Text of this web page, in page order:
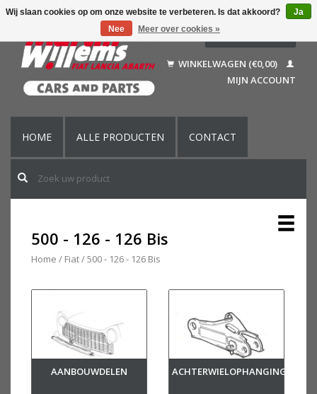
Français
English (US)
WINKELWAGEN (€0,00)
MIJN ACCOUNT
HOME ALLE PRODUCTEN CONTACT
500 - 126 - 126 Bis
Home / Fiat/500 - 126 - 126 Bis
AANBOUWDELEN ACHTERWIELOPHANGING
Wij slaan cookies op om onze website te verbeteren. Is dat akkoord?
Ja
Nee
Meer over cookies »